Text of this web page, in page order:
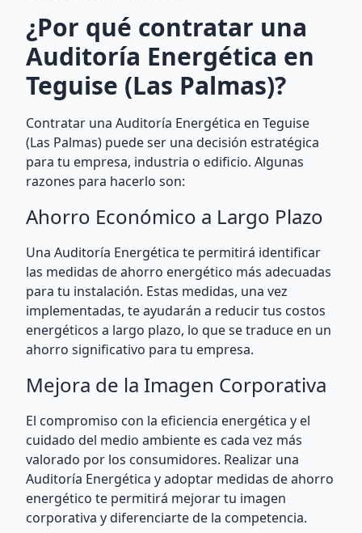
¿Por qué contratar una
Auditoría Energética en
Teguise (Las Palmas)?
Contratar una Auditoría Energética en Teguise
(Las Palmas) puede ser una decisión estratégica
para tu empresa, industria o edificio. Algunas
razones para hacerlo son:
Ahorro Económico a Largo Plazo
Una Auditoría Energética te permitirá identificar
las medidas de ahorro energético más adecuadas
para tu instalación. Estas medidas, una vez
implementadas, te ayudarán a reducir tus costos
energéticos a largo plazo, lo que se traduce en un
ahorro significativo para tu empresa.
Mejora de la Imagen Corporativa
El compromiso con la eficiencia energética y el
cuidado del medio ambiente es cada vez más
valorado por los consumidores. Realizar una
Auditoría Energética y adoptar medidas de ahorro
energético te permitirá mejorar tu imagen
corporativa y diferenciarte de la competencia.